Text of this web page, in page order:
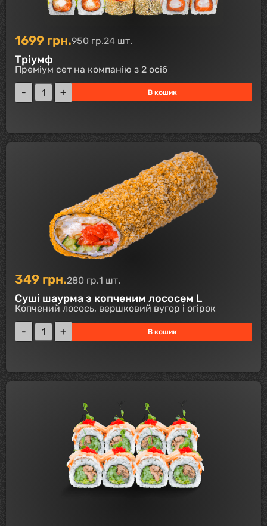
1699 грн.950 гр.24 шт.
Тріумф
Преміум сет на компанію з 2 осіб
В кошик
349 грн.280 гр.1 шт.
Суші шаурма з копченим лососем L
Копчений лосось, вершковий вугор і огірок
В кошик